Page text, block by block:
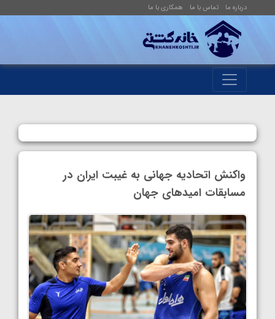
درباره ما تماس با ما همکاری با ما
واکنش اتحادیه جهانی به غیبت ایران در
مسابقات امیدهای جهان